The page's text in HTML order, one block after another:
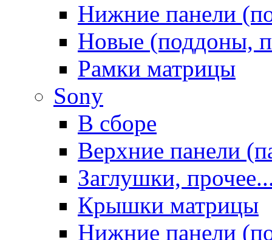
Нижние панели
Новые (поддоны,
Рамки матрицы
Sony
В сборе
Верхние панели
Заглушки,
Крышки матрицы
Нижние панели